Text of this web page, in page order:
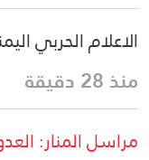
الاعلام الحربي
منذ 28 دقيقة
مراسل المنار: